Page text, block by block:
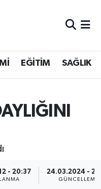
EĞİTİM SAĞLIK
- 20:37 24.03.2024 -
GÜNCELLEME